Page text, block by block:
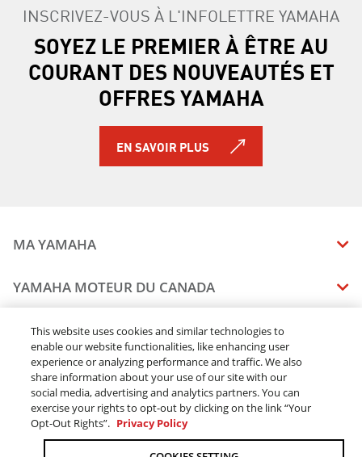
MT-07 2019
MT-09 2019
MT-10 2019
TRACER 900 GT 2019
TRACER 900 2019
NIKEN GT 2019
PW50 2019 À 2 TEMPS
SX240 2019
SRVIPER L-TX 2019
SIDEWINDER B-TX LE 2019
SIDEWINDER L-TX SE 2019
SIDEWINDER M-TX LE 2019
SIDEWINDER SRX LE 2019
SIDEWINDER X-TX LE 2019
SIDEWINDER X-TX SE 2019
SNOSCOOT ES 2019
INSCRIVEZ-VOUS À L'INFOLETTRE YAMAHA
SOYEZ LE PREMIER À ÊTRE AU
COURANT DES NOUVEAUTÉS ET
OFFRES YAMAHA
EN SAVOIR PLUS
MA YAMAHA
MANUELS
ÉTAT DES RAPPELS DE VOTRE VÉHICULE
YAMAHA MOTEUR DU CANADA
CARRIERES
RESTONS DEHORS
BLOGUE
COMMUNIQUEZ AVEC NOUS
CONCESSIONNAIRES
TROUVEZ UN CONCESSIONNAIRE
DEVENEZ CONCESSIONNAIRE
CONCESSIONAIRE ÉLITE
MENTIONS JURIDIQUES
MODALITÉS ET CONDITIONS
ACOMPTE EN LIGNE MODALITÉS ET CONDITIONS
COMMANDES EN LIGNE
This website uses cookies and similar technologies to
enable our website functionalities, like enhancing user
experience or analyzing performance and traffic. We also
share information about your use of our site with our
social media, advertising and analytics partners. You can
exercise your rights to opt-out by clicking on the link “Your
Opt-Out Rights”. Privacy Policy